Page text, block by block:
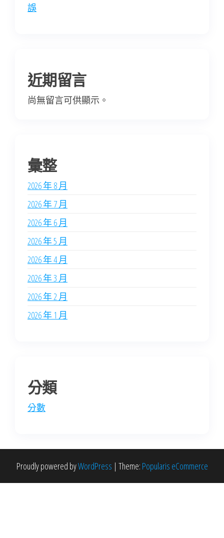
誤
近期留言
尚無留言可供顯示。
彙整
2026 年 8 月
2026 年 7 月
2026 年 6 月
2026 年 5 月
2026 年 4 月
2026 年 3 月
2026 年 2 月
2026 年 1 月
分類
分數
Proudly powered byWordPress | Theme: Popularis eCommerce